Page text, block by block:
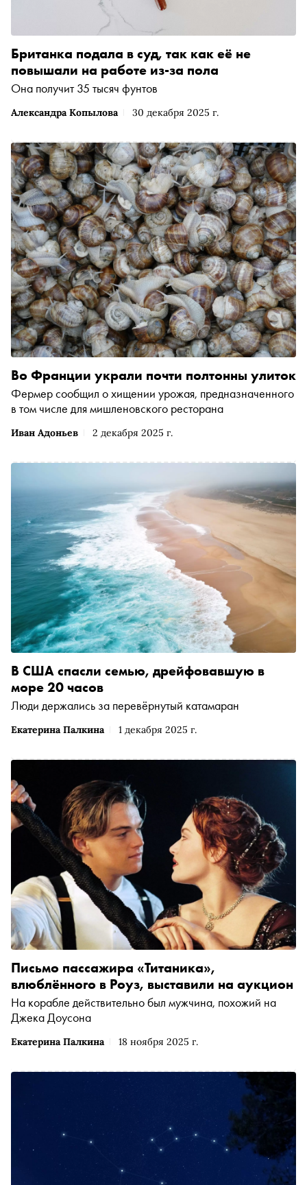
Александра Копылова 30 декабря 2025 г.
Британка подала в суд, так как её не
повышали на работе из-за пола
Она получит 35 тысяч фунтов
Иван Адоньев 2 декабря 2025 г.
Во Франции украли почти полтонны улиток
Фермер сообщил о хищении урожая, предназначенного
в том числе для мишленовского ресторана
Екатерина Палкина 1 декабря 2025 г.
В США спасли семью, дрейфовавшую в
море 20 часов
Люди держались за перевёрнутый катамаран
Екатерина Палкина 18 ноября 2025 г.
Письмо пассажира «Титаника»,
влюблённого в Роуз, выставили на аукцион
На корабле действительно был мужчина, похожий на
Джека Доусона